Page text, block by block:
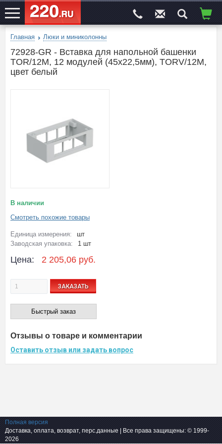
ЭЛЕКТРОСАЙТ№1
Главная Люки и миниколонны
72928-GR - Вставка для напольной башенки
TOR/12M, 12 модулей (45х22,5мм), TORV/12M,
цвет белый
В наличии
Смотреть похожие товары
Единица измерения:
шт
Заводская упаковка:
1 шт
Цена: 2 205,06 руб.
ЗАКАЗАТЬ
Быстрый заказ
Отзывы о товаре и комментарии
Оставить отзыв или задать вопрос
Полная версия
Доставка, оплата, возврат, перс.данные | Все права защищены: © 1999-
2026